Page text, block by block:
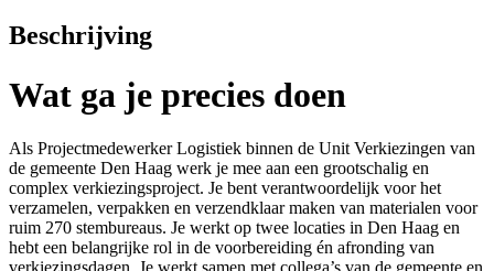
Beschrijving
Wat ga je precies doen
Als Projectmedewerker Logistiek binnen de Unit Verkiezingen van
de gemeente Den Haag werk je mee aan een grootschalig en
complex verkiezingsproject. Je bent verantwoordelijk voor het
verzamelen, verpakken en verzendklaar maken van materialen voor
ruim 270 stembureaus. Je werkt op twee locaties in Den Haag en
hebt een belangrijke rol in de voorbereiding én afronding van
verkiezingsdagen. Je werkt samen met collega’s van de gemeente en